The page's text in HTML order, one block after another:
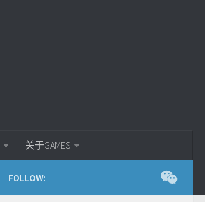
关于GAMES
FOLLOW: